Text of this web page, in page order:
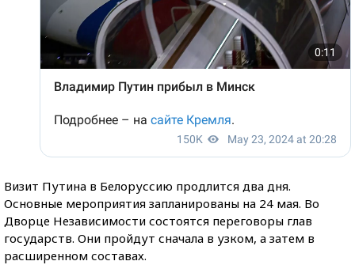
Визит Путина в Белоруссию продлится два дня.
Основные мероприятия запланированы на 24 мая. Во
Дворце Независимости состоятся переговоры глав
государств. Они пройдут сначала в узком, а затем в
расширенном составах.